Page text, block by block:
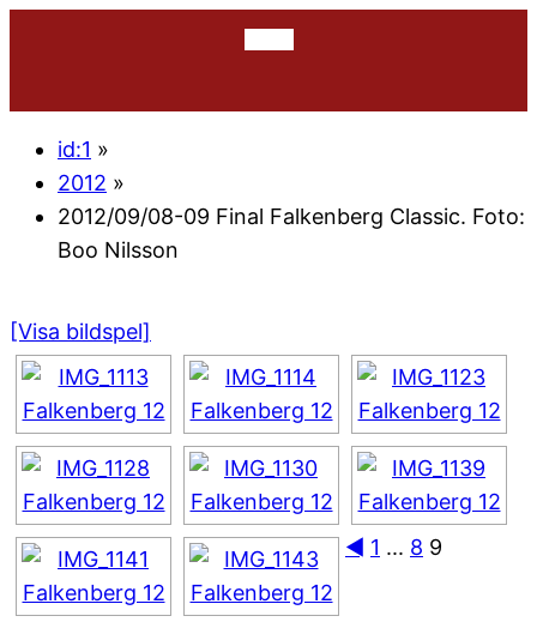
id:1 »
2012 »
2012/09/08-09 Final Falkenberg Classic. Foto:
Boo Nilsson
[Visa bildspel]
◄ 1 ... 8 9